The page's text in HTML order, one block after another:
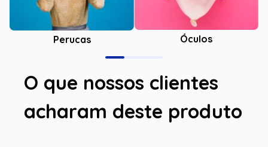
Perucas Óculos
O que nossos clientes
acharam deste produto